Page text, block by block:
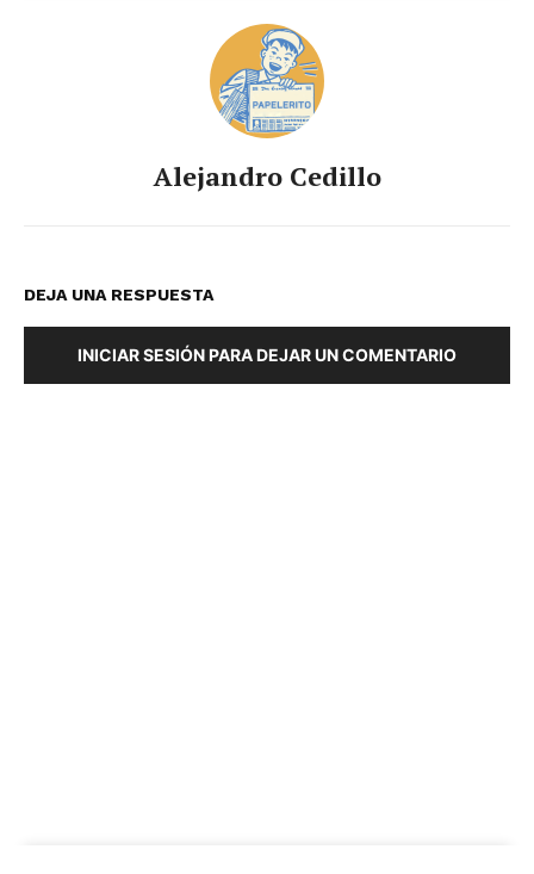
Alejandro Cedillo
DEJA UNA RESPUESTA
INICIAR SESIÓN PARA DEJAR UN COMENTARIO